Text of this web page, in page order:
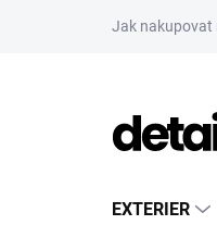
Jak nakupovat
EXTERIER